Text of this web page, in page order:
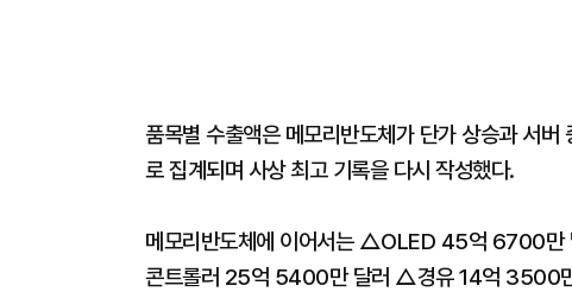
품목별 수출액은 메모리반도체가 단가 상승과 서
로 집계되며 사상 최고 기록을 다시 작성했다.
메모리반도체에 이어서는 △OLED 45억 6700
콘트롤러 25억 5400만 달러 △경유 14억 3500